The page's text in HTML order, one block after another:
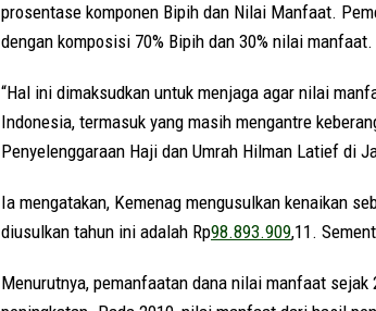
prosentase komponen Bipih dan Nilai Manfaat.
dengan komposisi 70% Bipih dan 30% nilai manfaat.
“Hal ini dimaksudkan untuk menjaga agar nilai
Indonesia, termasuk yang masih mengantre
Penyelenggaraan Haji dan Umrah Hilman Latief di
Ia mengatakan, Kemenag mengusulkan kenaikan
diusulkan tahun ini adalah Rp98.893.909,11.
Menurutnya, pemanfaatan dana nilai manfaat